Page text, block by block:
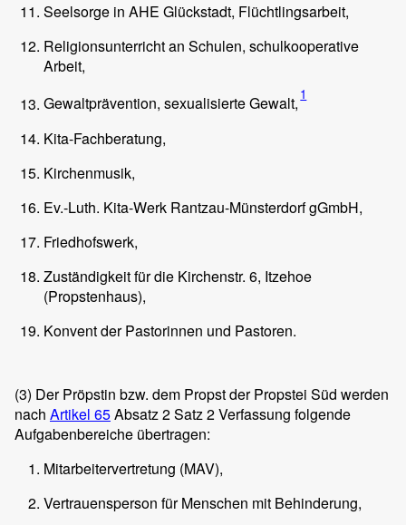
Seelsorge in AHE Glückstadt, Flüchtlingsarbeit,
Religionsunterricht an Schulen, schulkooperative
Arbeit,
Gewaltprävention, sexualisierte Gewalt, 1
Kita-Fachberatung,
Kirchenmusik,
Ev.-Luth. Kita-Werk Rantzau-Münsterdorf gGmbH,
Friedhofswerk,
Zuständigkeit für die Kirchenstr. 6, Itzehoe
(Propstenhaus),
Konvent der Pastorinnen und Pastoren.
(3) Der Pröpstin bzw. dem Propst der Propstei Süd werden
nach Artikel 65Absatz 2 Satz 2 Verfassung folgende
Aufgabenbereiche übertragen:
Mitarbeitervertretung (MAV),
Vertrauensperson für Menschen mit Behinderung,